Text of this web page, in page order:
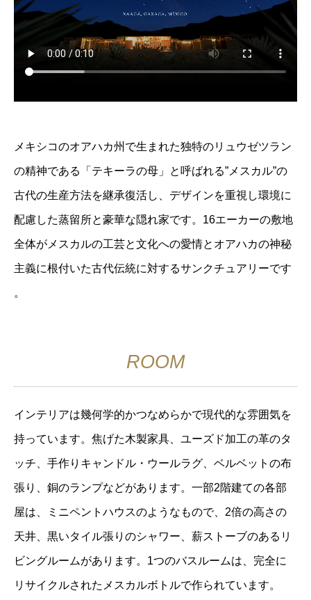
メキシコのオアハカ州で生まれた独特のリュウゼツラン
の精神である「テキーラの母」と呼ばれる”メスカル”の
古代の生産方法を継承復活し、デザインを重視し環境に
配慮した蒸留所と豪華な隠れ家です。16エーカーの敷地
全体がメ スカルの工芸と文化への愛情とオアハカの神秘
主義に根付いた古代伝統に対するサンクチュアリーです
。
ROOM
インテリアは幾何学的かつなめらかで現代的な雰囲気を
持っています。焦げた木製家具、ユーズド加工の革のタ
ッチ、手作りキャンドル・ウールラグ、ベルベットの布
張り、銅のランプなどがあります。一部2階建ての各部
屋は、ミニペントハウスのようなもので、2倍の高さの
天井、黒いタイル張りのシャワー、薪ストーブのあるリ
ビングルームがあります。1つのバスルームは、完全に
リサイクルされたメスカルボトルで作られています。